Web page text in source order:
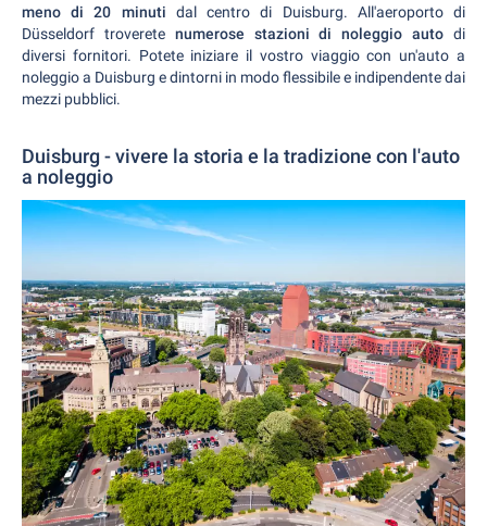
meno di 20 minuti dal centro di Duisburg. All'aeroporto di
Düsseldorf troverete numerose stazioni di noleggio autodi
diversi fornitori. Potete iniziare il vostro viaggio con un'auto a
noleggio a Duisburg e dintorni in modo flessibile e indipendente dai
mezzi pubblici.
Duisburg - vivere la storia e la tradizione con l'auto
a noleggio